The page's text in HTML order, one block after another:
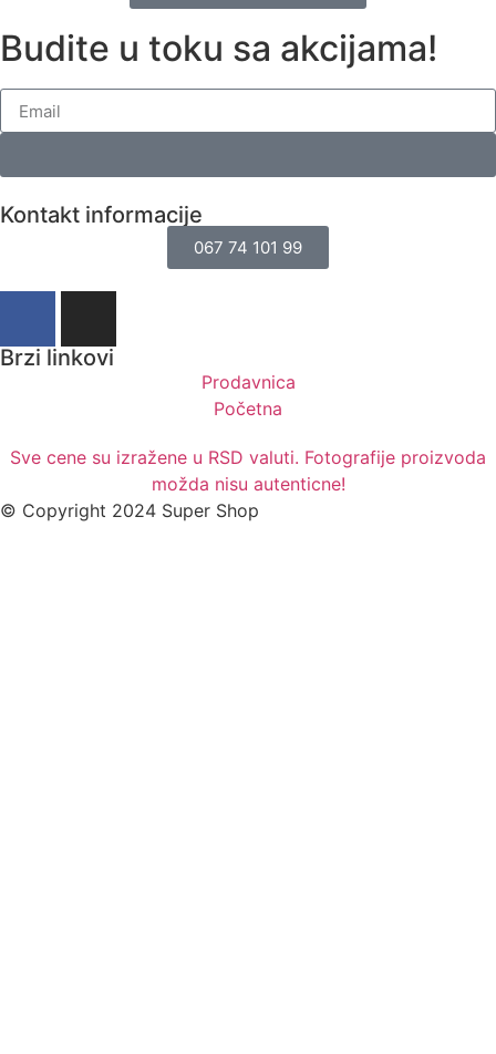
Budite u toku sa akcijama!
Kontakt informacije
067 74 101 99
Brzi linkovi
Prodavnica
Početna
Sve cene su izražene u RSD valuti. Fotografije proizvoda
možda nisu autenticne!
© Copyright 2024 Super Shop